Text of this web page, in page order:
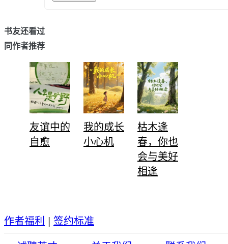
书友还看过
同作者推荐
友谊中的
自愈
我的成长
小心机
枯木逢
春，你也
会与美好
相逢
作者福利 | 签约标准